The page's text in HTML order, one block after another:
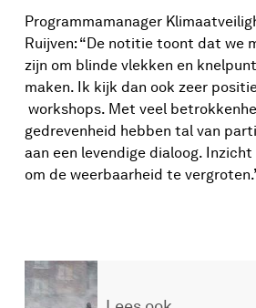
Programmamanager
Ruijven: “De notitie toont dat we
zijn om blinde vlekken en
maken. Ik kijk dan ook zeer
workshops. Met veel
gedrevenheid hebben tal van
aan een levendige dialoog.
om de weerbaarheid te